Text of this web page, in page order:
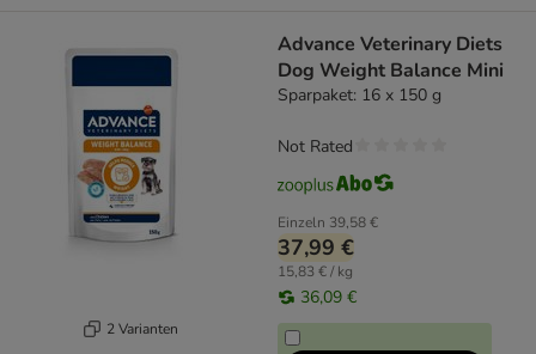
2 Varianten
Advance Veterinary Diets
Dog Weight Balance Mini
Sparpaket: 16 x 150 g
Einzeln 39,58 €
37,99 €
15,83 € / kg
36,09 €
Not Rated